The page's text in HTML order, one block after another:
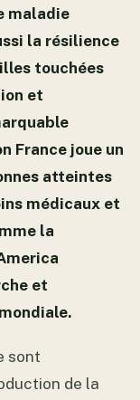
maladie
la résilience
touchées
et
France joue un
atteintes
médicaux et
la
et
sont
de la